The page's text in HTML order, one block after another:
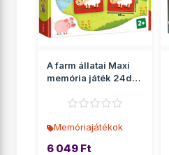
A farm állatai Maxi
memória játék 24db-
Memóriajátékok
6 049 Ft